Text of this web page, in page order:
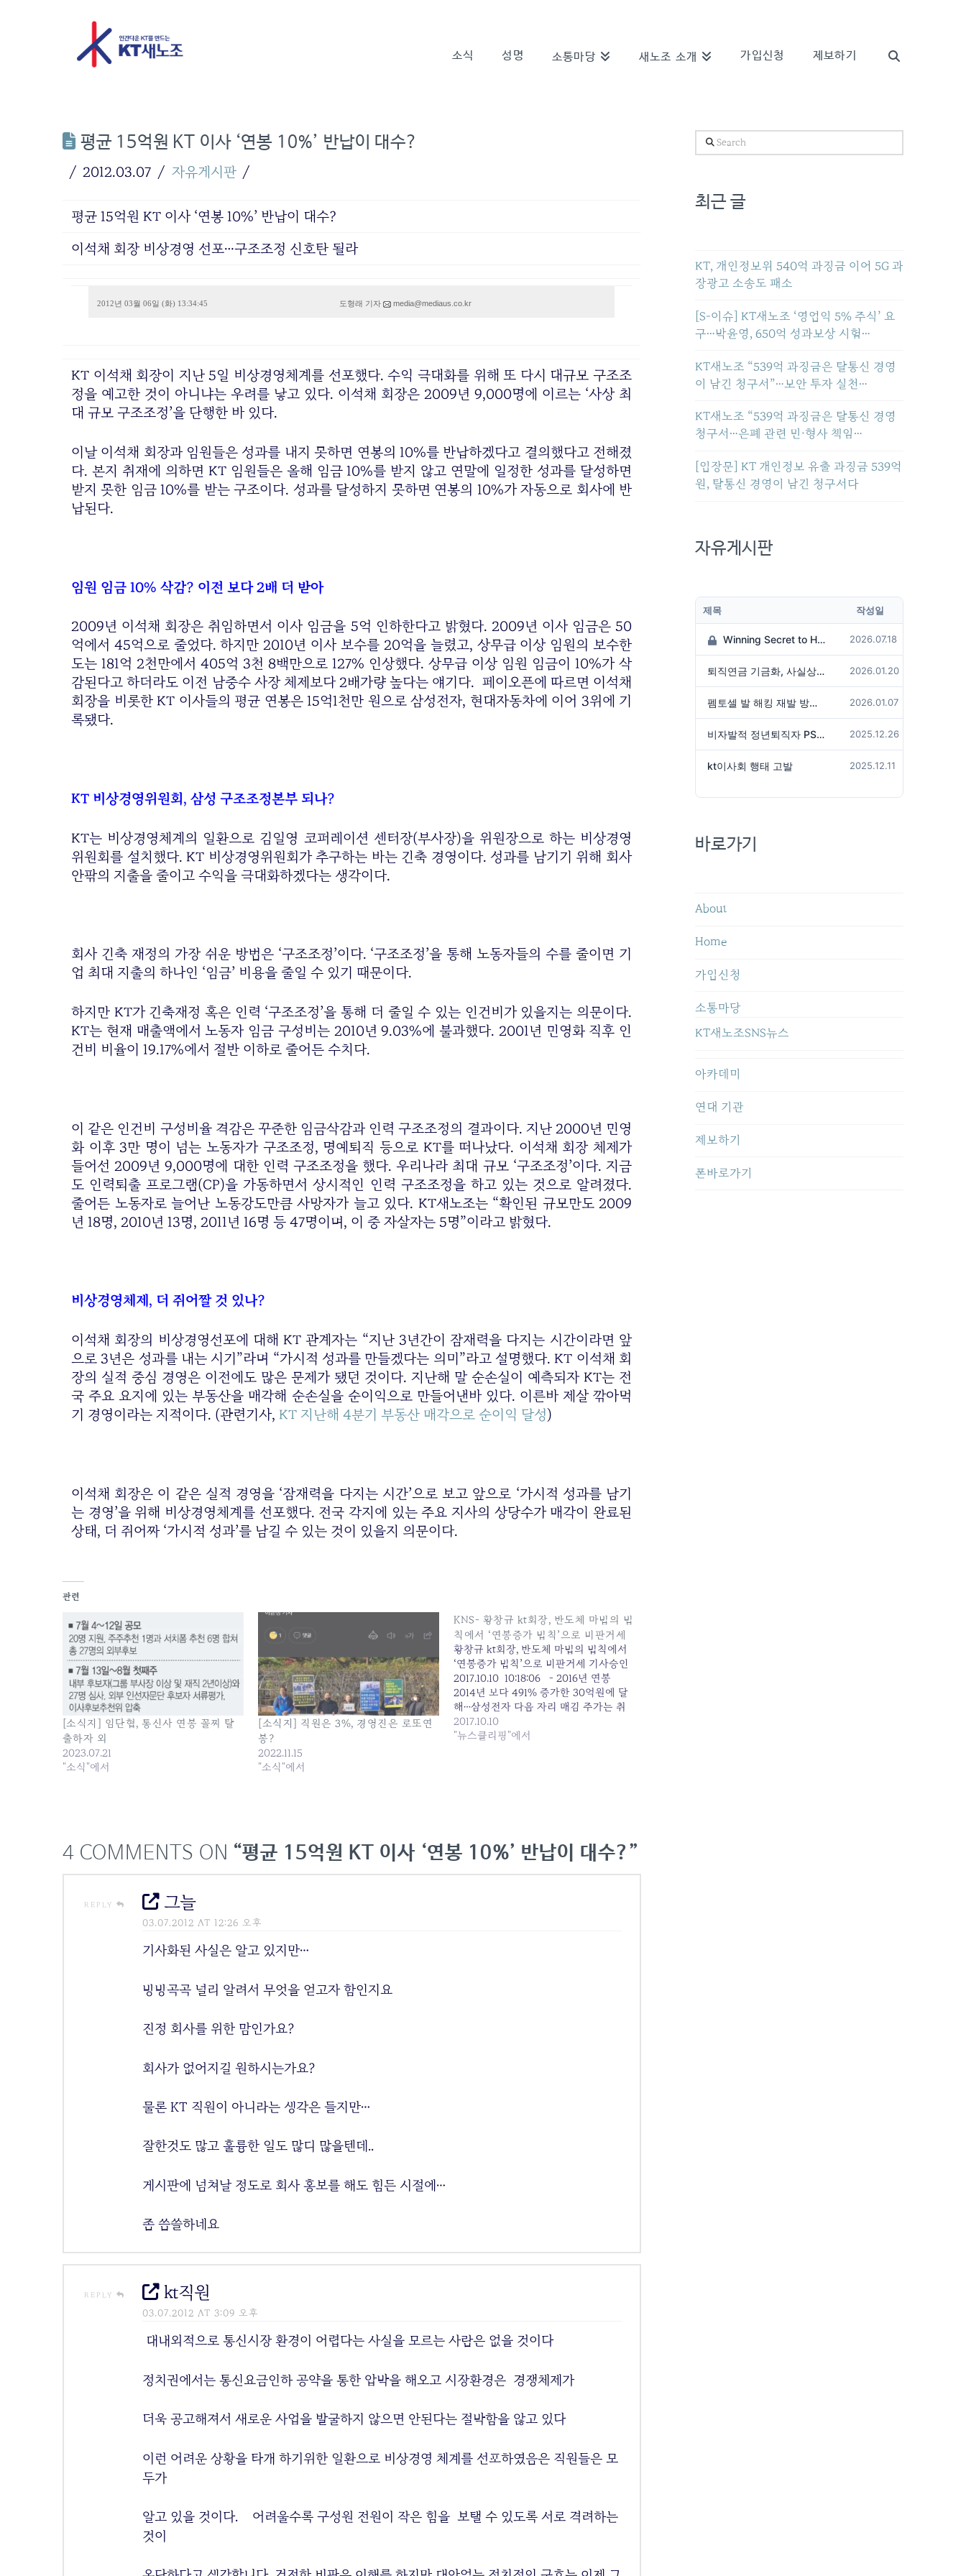
소식 성명 소통마당 새노조 소개 가입신청 제보하기
평균 15억원 KT 이사 ‘연봉 10%’ 반납이 대수?
2012.03.07 자유게시판
평균 15억원 KT 이사 ‘연봉 10%’ 반납이 대수?
이석채 회장 비상경영 선포…구조조정 신호탄 될라
2012년 03월 06일 (화) 13:34:45 도형래 기자 media@mediaus.co.kr
KT 이석채 회장이 지난 5일 비상경영체계를 선포했다. 수익 극대화를 위해 또 다시 대규모 구조조
정을 예고한 것이 아니냐는 우려를 낳고 있다. 이석채 회장은 2009년 9,000명에 이르는 ‘사상 최
대 규모 구조조정’을 단행한 바 있다.
이날 이석채 회장과 임원들은 성과를 내지 못하면 연봉의 10%를 반납하겠다고 결의했다고 전해졌
다. 본지 취재에 의하면 KT 임원들은 올해 임금 10%를 받지 않고 연말에 일정한 성과를 달성하면
받지 못한 임금 10%를 받는 구조이다. 성과를 달성하지 못하면 연봉의 10%가 자동으로 회사에 반
납된다.
임원 임금 10% 삭감? 이전 보다 2배 더 받아
2009년 이석채 회장은 취임하면서 이사 임금을 5억 인하한다고 밝혔다. 2009년 이사 임금은 50
억에서 45억으로 줄었다. 하지만 2010년 이사 보수를 20억을 늘렸고, 상무급 이상 임원의 보수한
도는 181억 2천만에서 405억 3천 8백만으로 127% 인상했다. 상무급 이상 임원 임금이 10%가 삭
감된다고 하더라도 이전 남중수 사장 체제보다 2배가량 높다는 얘기다. 페이오픈에 따르면 이석채
회장을 비롯한 KT 이사들의 평균 연봉은 15억1천만 원으로 삼성전자, 현대자동차에 이어 3위에 기
록됐다.
KT 비상경영위원회, 삼성 구조조정본부 되나?
KT는 비상경영체계의 일환으로 김일영 코퍼레이션 센터장(부사장)을 위원장으로 하는 비상경영
위원회를 설치했다. KT 비상경영위원회가 추구하는 바는 긴축 경영이다. 성과를 남기기 위해 회사
안팎의 지출을 줄이고 수익을 극대화하겠다는 생각이다.
회사 긴축 재정의 가장 쉬운 방법은 ‘구조조정’이다. ‘구조조정’을 통해 노동자들의 수를 줄이면 기
업 최대 지출의 하나인 ‘임금’ 비용을 줄일 수 있기 때문이다.
하지만 KT가 긴축재정 혹은 인력 ‘구조조정’을 통해 더 줄일 수 있는 인건비가 있을지는 의문이다.
KT는 현재 매출액에서 노동자 임금 구성비는 2010년 9.03%에 불과했다. 2001년 민영화 직후 인
건비 비율이 19.17%에서 절반 이하로 줄어든 수치다.
이 같은 인건비 구성비율 격감은 꾸준한 임금삭감과 인력 구조조정의 결과이다. 지난 2000년 민영
화 이후 3만 명이 넘는 노동자가 구조조정, 명예퇴직 등으로 KT를 떠나났다. 이석채 회장 체제가
들어선 2009년 9,000명에 대한 인력 구조조정을 했다. 우리나라 최대 규모 ‘구조조정’이다. 지금
도 인력퇴출 프로그램(CP)을 가동하면서 상시적인 인력 구조조정을 하고 있는 것으로 알려졌다.
줄어든 노동자로 늘어난 노동강도만큼 사망자가 늘고 있다. KT새노조는 “확인된 규모만도 2009
년 18명, 2010년 13명, 2011년 16명 등 47명이며, 이 중 자살자는 5명”이라고 밝혔다.
비상경영체제, 더 쥐어짤 것 있나?
이석채 회장의 비상경영선포에 대해 KT 관계자는 “지난 3년간이 잠재력을 다지는 시간이라면 앞
으로 3년은 성과를 내는 시기”라며 “가시적 성과를 만들겠다는 의미”라고 설명했다. KT 이석채 회
장의 실적 중심 경영은 이전에도 많은 문제가 됐던 것이다. 지난해 말 순손실이 예측되자 KT는 전
국 주요 요지에 있는 부동산을 매각해 순손실을 순이익으로 만들어낸바 있다. 이른바 제살 깎아먹
기 경영이라는 지적이다. (관련기사, KT 지난해 4분기 부동산 매각으로 순이익 달성)
이석채 회장은 이 같은 실적 경영을 ‘잠재력을 다지는 시간’으로 보고 앞으로 ‘가시적 성과를 남기
는 경영’을 위해 비상경영체계를 선포했다. 전국 각지에 있는 주요 지사의 상당수가 매각이 완료된
상태, 더 쥐어짜 ‘가시적 성과’를 남길 수 있는 것이 있을지 의문이다.
관련
[소식지] 임단협, 통신사 연봉 꼴찌 탈
출하자 외
2023.07.21
"소식"에서
[소식지] 직원은 3%, 경영진은 로또연
봉?
2022.11.15
"소식"에서
KNS- 황창규 kt회장, 반도체 마법의 법
칙에서 ‘연봉증가 법칙’으로 비판거세
황창규 kt회장, 반도체 마법의 법칙에서
‘연봉증가 법칙’으로 비판거세 기사승인
2017.10.10 10:18:06 - 2016년 연봉
2014년 보다 491% 증가한 30억원에 달
해…삼성전자 다음 자리 매김 주가는 취
임 당시보다 오히려 떨어져…황 회장 경
영방식에 투자자들 의문제기 [KNS뉴스
어 또 다시 명성을 높이고 있다. kt가 공
시한 자료에 따르면 황창규 회장에게 지
급된 연봉(기본급+단기성과 상여금+기타
는 장기성과 상여금을 포함할 경우 491%
가 지급되어 ‘자신의 이익만 챙기는 회
에 기여한 점 등을 고려해 이뤄졌다고 설
력이 떨어진다는 목소리다.kt 실적의 경
조 4216억원에서 2016년의 22조 7437억
원으로 6700억원이 감소했고, 영업이익
조 4400억원으로 큰 폭으로 개선한 것으
로 나타났다. kt 내외에서는 연봉책정 지
이 개선되었다는 것은 ‘어떤 CEO라
도 할 수 있는 아주 단순한 경영활동 결
타나는 부수적인 효과(8300명 인력구조
2017.10.10
"뉴스클리핑"에서
4 COMMENTS ON “평균 15억원 KT 이사 ‘연봉 10%’ 반납이 대수?”
REPLY 그늘
03.07.2012 AT 12:26 오후
기사화된 사실은 알고 있지만…
방방곡곡 널리 알려서 무엇을 얻고자 함인지요
진정 회사를 위한 맘인가요?
회사가 없어지길 원하시는가요?
물론 KT 직원이 아니라는 생각은 들지만…
잘한것도 많고 훌륭한 일도 많디 많을텐데..
게시판에 넘쳐날 정도로 회사 홍보를 해도 힘든 시절에…
좀 씁쓸하네요
REPLY kt직원
03.07.2012 AT 3:09 오후
대내외적으로 통신시장 환경이 어렵다는 사실을 모르는 사람은 없을 것이다
정치권에서는 통신요금인하 공약을 통한 압박을 해오고 시장환경은 경쟁체제가
더욱 공고해져서 새로운 사업을 발굴하지 않으면 안된다는 절박함을 않고 있다
이런 어려운 상황을 타개 하기위한 일환으로 비상경영 체계를 선포하였음은 직원들은 모
두가
알고 있을 것이다. 어려울수록 구성원 전원이 작은 힘을 보탤 수 있도록 서로 격려하는
것이
Search
최근 글
KT, 개인정보위 540억 과징금 이어 5G 과
장광고 소송도 패소
[S-이슈] KT새노조 ‘영업익 5% 주식’ 요
구…박윤영, 650억 성과보상 시험…
KT새노조 “539억 과징금은 탈통신 경영
이 남긴 청구서”…보안 투자 실천…
KT새노조 “539억 과징금은 탈통신 경영
청구서…은폐 관련 민·형사 책임…
[입장문] KT 개인정보 유출 과징금 539억
원, 탈통신 경영이 남긴 청구서다
자유게시판
제목 작성일
Winning Secret to Hit the Jackpot! 2026.07.18
퇴직연금 기금화, 사실상 국가가 관리하겠다는 것인가? 2026.01.20
펨토셀 발 해킹 재발 방지 위해서는 2026.01.07
비자발적 정년퇴직자 PS성과급 미지급은 임금체불 아닌가? 2025.12.26
kt이사회 행태 고발 2025.12.11
바로가기
About
Home
가입신청
소통마당
KT새노조SNS뉴스
아카데미
연대 기관
제보하기
폰바로가기